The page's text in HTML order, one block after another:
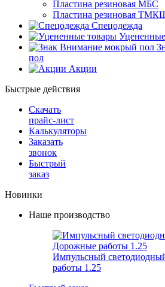
Пластина резиновая МБС
Пластина резиновая
Спецодежда
пол
Акции
Быстрые действия
Скачать
прайс-лист
Калькуляторы
Заказать
звонок
Быстрый
заказ
Новинки
Наше производство
Импульсный
работы 1.25